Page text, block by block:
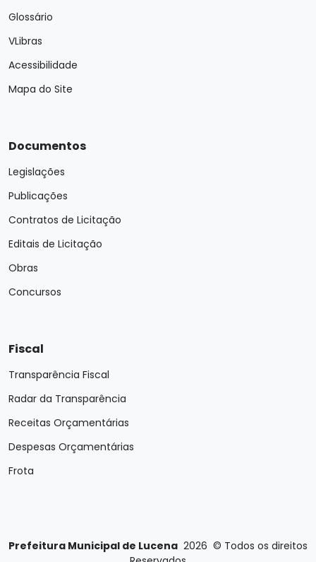
Glossário
VLibras
Acessibilidade
Mapa do Site
Documentos
Legislações
Publicações
Contratos de Licitação
Editais de Licitação
Obras
Concursos
Fiscal
Transparência Fiscal
Radar da Transparência
Receitas Orçamentárias
Despesas Orçamentárias
Frota
Prefeitura Municipal de Lucena 2026 © Todos os direitos